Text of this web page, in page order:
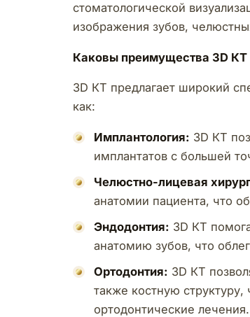
стоматологической
изображения зубов,
Каковы преимущества 3D КТ
3D КТ предлагает широкий
как:
Имплантология: 3D КТ
имплантатов с большей
Челюстно-лицевая
анатомии пациента, что
Эндодонтия: 3D КТ
анатомию зубов, что
Ортодонтия: 3D КТ
также костную
ортодонтические лечения.